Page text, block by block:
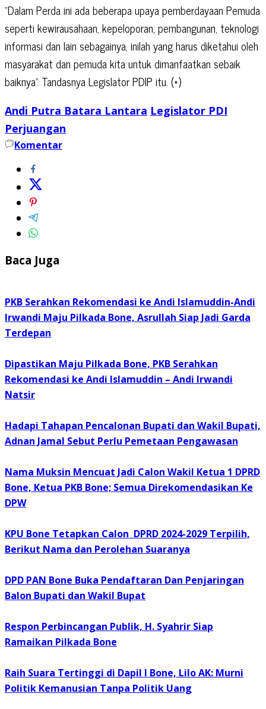
“Dalam Perda ini ada beberapa upaya pemberdayaan Pemuda
seperti kewirausahaan, kepeloporan, pembangunan, teknologi
informasi dan lain sebagainya, inilah yang harus diketahui oleh
masyarakat dan pemuda kita untuk dimanfaatkan sebaik
baiknya” Tandasnya Legislator PDIP itu. (*)
Andi Putra Batara Lantara Legislator PDI
Perjuangan
Komentar
Baca Juga
PKB Serahkan Rekomendasi ke Andi Islamuddin-Andi
Irwandi Maju Pilkada Bone, Asrullah Siap Jadi Garda
Terdepan
Dipastikan Maju Pilkada Bone, PKB Serahkan
Rekomendasi ke Andi Islamuddin – Andi Irwandi
Natsir
Hadapi Tahapan Pencalonan Bupati dan Wakil Bupati,
Adnan Jamal Sebut Perlu Pemetaan Pengawasan
Nama Muksin Mencuat Jadi Calon Wakil Ketua 1 DPRD
Bone, Ketua PKB Bone; Semua Direkomendasikan Ke
DPW
KPU Bone Tetapkan Calon DPRD 2024-2029 Terpilih,
Berikut Nama dan Perolehan Suaranya
DPD PAN Bone Buka Pendaftaran Dan Penjaringan
Balon Bupati dan Wakil Bupat
Respon Perbincangan Publik, H. Syahrir Siap
Ramaikan Pilkada Bone
Raih Suara Tertinggi di Dapil I Bone, Lilo AK: Murni
Politik Kemanusian Tanpa Politik Uang